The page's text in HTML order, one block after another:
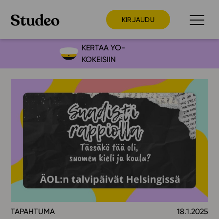
KIRJAUDU
Preppaaja
Opettaja
Opiskelija
Huoltaja
Kokeilutarjous
Ainstain
Alakoulu
Yläkoulu
Lukio
KERTAA YO-
KOKEISIIN
TAPAHTUMA 18.1.2025